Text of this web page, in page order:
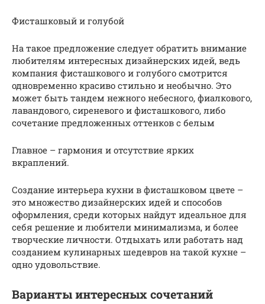
Фисташковый и голубой
На такое предложение следует обратить внимание
любителям интересных дизайнерских идей, ведь
компания фисташкового и голубого смотрится
одновременно красиво стильно и необычно. Это
может быть тандем нежного небесного, фиалкового,
лавандового, сиреневого и фисташкового, либо
сочетание предложенных оттенков с белым
Главное – гармония и отсутствие ярких
вкраплений.
Создание интерьера кухни в фисташковом цвете –
это множество дизайнерских идей и способов
оформления, среди которых найдут идеальное для
себя решение и любители минимализма, и более
творческие личности. Отдыхать или работать над
созданием кулинарных шедевров на такой кухне –
одно удовольствие.
Варианты интересных сочетаний